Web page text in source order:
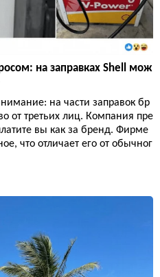
на заправках Shell мож
на части заправок бр
от третьих лиц. Компания пре
вы как за бренд. Фирме
что отличает его от обычног